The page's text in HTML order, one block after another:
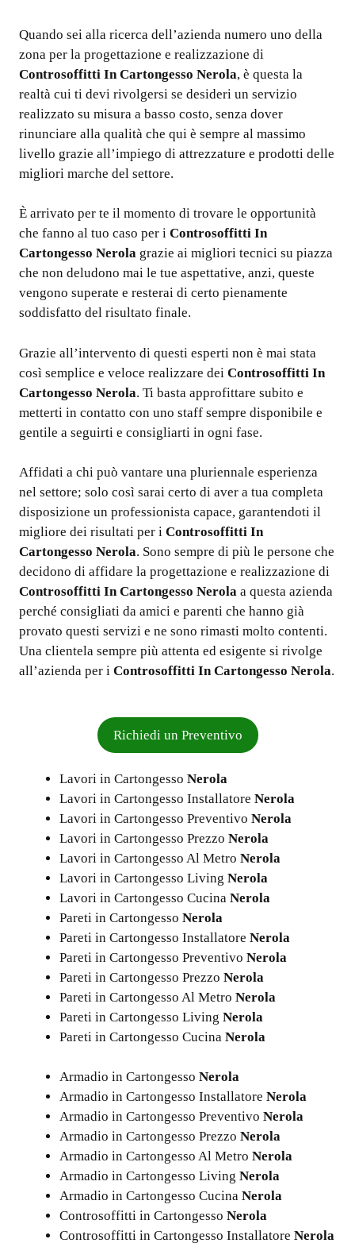
Quando sei alla ricerca dell’azienda numero uno della
zona per la progettazione e realizzazione di
Controsoffitti In Cartongesso Nerola, è questa la
realtà cui ti devi rivolgersi se desideri un servizio
realizzato su misura a basso costo, senza dover
rinunciare alla qualità che qui è sempre al massimo
livello grazie all’impiego di attrezzature e prodotti delle
migliori marche del settore.
È arrivato per te il momento di trovare le opportunità
che fanno al tuo caso per i Controsoffitti In
Cartongesso Nerola grazie ai migliori tecnici su piazza
che non deludono mai le tue aspettative, anzi, queste
vengono superate e resterai di certo pienamente
soddisfatto del risultato finale.
Grazie all’intervento di questi esperti non è mai stata
così semplice e veloce realizzare dei Controsoffitti In
Cartongesso Nerola. Ti basta approfittare subito e
metterti in contatto con uno staff sempre disponibile e
gentile a seguirti e consigliarti in ogni fase.
Affidati a chi può vantare una pluriennale esperienza
nel settore; solo così sarai certo di aver a tua completa
disposizione un professionista capace, garantendoti il
migliore dei risultati per i Controsoffitti In
Cartongesso Nerola. Sono sempre di più le persone che
decidono di affidare la progettazione e realizzazione di
Controsoffitti In Cartongesso Nerola a questa azienda
perché consigliati da amici e parenti che hanno già
provato questi servizi e ne sono rimasti molto contenti.
Una clientela sempre più attenta ed esigente si rivolge
all’azienda per i Controsoffitti In Cartongesso Nerola.
Richiedi un Preventivo
Lavori in Cartongesso Nerola
Lavori in Cartongesso Installatore Nerola
Lavori in Cartongesso Preventivo Nerola
Lavori in Cartongesso Prezzo Nerola
Lavori in Cartongesso Al Metro Nerola
Lavori in Cartongesso Living Nerola
Lavori in Cartongesso Cucina Nerola
Pareti in Cartongesso Nerola
Pareti in Cartongesso Installatore Nerola
Pareti in Cartongesso Preventivo Nerola
Pareti in Cartongesso Prezzo Nerola
Pareti in Cartongesso Al Metro Nerola
Pareti in Cartongesso Living Nerola
Pareti in Cartongesso Cucina Nerola
Armadio in Cartongesso Nerola
Armadio in Cartongesso Installatore Nerola
Armadio in Cartongesso Preventivo Nerola
Armadio in Cartongesso Prezzo Nerola
Armadio in Cartongesso Al Metro Nerola
Armadio in Cartongesso Living Nerola
Armadio in Cartongesso Cucina Nerola
Controsoffitti in Cartongesso Nerola
Controsoffitti in Cartongesso Installatore Nerola